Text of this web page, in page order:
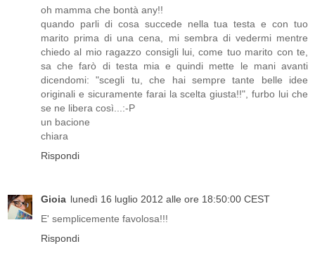
oh mamma che bontà any!!
quando parli di cosa succede nella tua testa e con tuo
marito prima di una cena, mi sembra di vedermi mentre
chiedo al mio ragazzo consigli lui, come tuo marito con te,
sa che farò di testa mia e quindi mette le mani avanti
dicendomi: "scegli tu, che hai sempre tante belle idee
originali e sicuramente farai la scelta giusta!!", furbo lui che
se ne libera così...:-P
un bacione
chiara
Rispondi
Gioia lunedì 16 luglio 2012 alle ore 18:50:00 CEST
E' semplicemente favolosa!!!
Rispondi